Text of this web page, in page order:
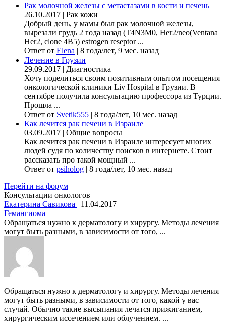
Рак молочной железы с метастазами в кости и печень
26.10.2017 | Рак кожи
Добрый день, у мамы был рак молочной железы,
вырезали грудь 2 года назад (Т4N3M0, Her2/neo(Ventana
Her2, clone 4B5) estrogen reseptor ...
Ответ от Elena | 8 года/лет, 9 мес. назад
Лечение в Грузии
29.09.2017 | Диагностика
Хочу поделиться своим позитивным опытом посещения
онкологической клиники Liv Hospital в Грузии. В
сентябре получила консультацию профессора из Турции.
Прошла ...
Ответ от Svetik555 | 8 года/лет, 10 мес. назад
Как лечится рак печени в Израиле
03.09.2017 | Общие вопросы
Как лечится рак печени в Израиле интересует многих
людей судя по количеству поисков в интернете. Стоит
рассказать про такой мощный ...
Ответ от psiholog | 8 года/лет, 10 мес. назад
Перейти на форум
Консультации онкологов
Екатерина Савикова | 11.04.2017
Гемангиома
Обращаться нужно к дерматологу и хирургу. Методы лечения
могут быть разными, в зависимости от того, ...
Обращаться нужно к дерматологу и хирургу. Методы лечения
могут быть разными, в зависимости от того, какой у вас
случай. Обычно такие высыпания лечатся прижиганием,
хирургическим иссечением или облучением. ...